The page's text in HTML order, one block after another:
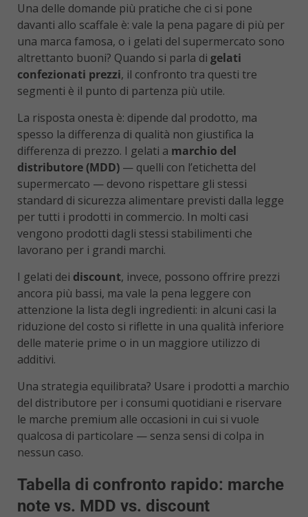
Una delle domande più pratiche che ci si pone
davanti allo scaffale è: vale la pena pagare di più per
una marca famosa, o i gelati del supermercato sono
altrettanto buoni? Quando si parla di gelati
confezionati prezzi, il confronto tra questi tre
segmenti è il punto di partenza più utile.
La risposta onesta è: dipende dal prodotto, ma
spesso la differenza di qualità non giustifica la
differenza di prezzo. I gelati a marchio del
distributore (MDD) — quelli con l’etichetta del
supermercato — devono rispettare gli stessi
standard di sicurezza alimentare previsti dalla legge
per tutti i prodotti in commercio. In molti casi
vengono prodotti dagli stessi stabilimenti che
lavorano per i grandi marchi.
I gelati dei discount, invece, possono offrire prezzi
ancora più bassi, ma vale la pena leggere con
attenzione la lista degli ingredienti: in alcuni casi la
riduzione del costo si riflette in una qualità inferiore
delle materie prime o in un maggiore utilizzo di
additivi.
Una strategia equilibrata? Usare i prodotti a marchio
del distributore per i consumi quotidiani e riservare
le marche premium alle occasioni in cui si vuole
qualcosa di particolare — senza sensi di colpa in
nessun caso.
Tabella di confronto rapido: marche
note vs. MDD vs. discount